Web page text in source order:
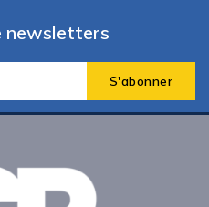
newsletters